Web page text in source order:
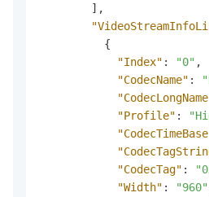
] ,
{
"Index" : "0" ,
"CodecName" :
"Profile" :
"CodecTag" :
"Width" : "960"